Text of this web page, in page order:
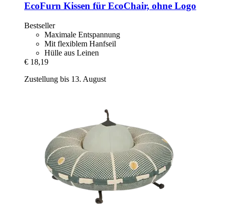
EcoFurn Kissen für EcoChair, ohne Logo
Bestseller
Maximale Entspannung
Mit flexiblem Hanfseil
Hülle aus Leinen
€ 18,19
Zustellung bis 13. August